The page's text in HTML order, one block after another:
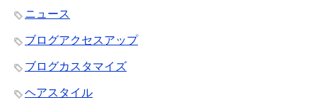
ニュース
ブログアクセスアップ
ブログカスタマイズ
ヘアスタイル